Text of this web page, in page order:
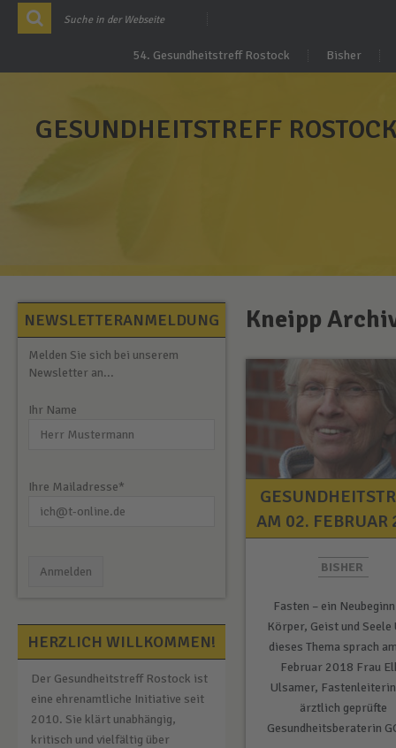
54. Gesundheitstreff Rostock Bisher
GESUNDHEITSTREFF
Kneipp
AM 02. FEBRUAR
BISHER
Fasten – ein
Körper, Geist und Seele
dieses Thema sprach
Februar 2018 Frau
Ulsamer,
ärztlich geprüfte
Gesundheitsberaterin
NEWSLETTERANMELDUNG
Melden Sie sich bei unserem
Newsletter an...
Ihr Name
Ihre Mailadresse*
HERZLICH WILLKOMMEN!
Der Gesundheitstreff Rostock ist
eine ehrenamtliche Initiative seit
2010. Sie klärt unabhängig,
kritisch und vielfältig über